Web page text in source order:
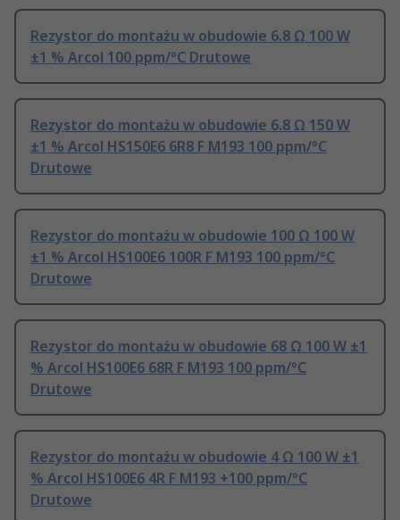
Rezystor do montażu w obudowie 6.8 Ω 100 W
±1 % Arcol 100 ppm/°C Drutowe
Rezystor do montażu w obudowie 6.8 Ω 150 W
±1 % Arcol HS150E6 6R8 F M193 100 ppm/°C
Drutowe
Rezystor do montażu w obudowie 100 Ω 100 W
±1 % Arcol HS100E6 100R F M193 100 ppm/°C
Drutowe
Rezystor do montażu w obudowie 68 Ω 100 W ±1
% Arcol HS100E6 68R F M193 100 ppm/°C
Drutowe
Rezystor do montażu w obudowie 4 Ω 100 W ±1
% Arcol HS100E6 4R F M193 +100 ppm/°C
Drutowe